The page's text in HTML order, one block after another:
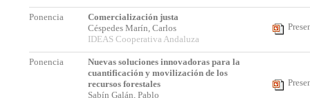
Ponencia
Comercialización justa
Céspedes Marín, Carlos
IDEAS Cooperativa Andaluza
Ponencia
Nuevas soluciones innovadoras para la
cuantificación y movilización de los
recursos forestales
Sabín Galán, Pablo